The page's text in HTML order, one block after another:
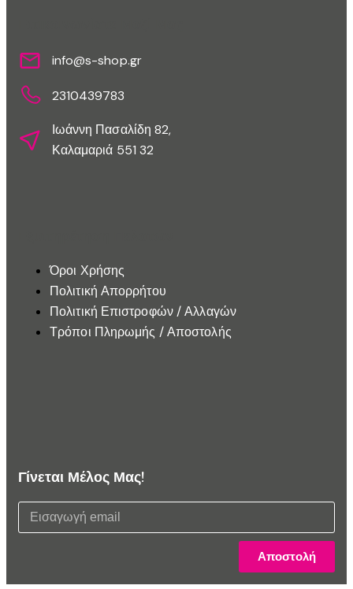
info@s-shop.gr
2310439783
Ιωάννη Πασαλίδη 82,
Καλαμαριά 551 32
Όροι Χρήσης
Πολιτική Απορρήτου
Πολιτική Επιστροφών / Αλλαγών
Τρόποι Πληρωμής / Αποστολής
Γίνεται Μέλος Μας!
Αποστολή